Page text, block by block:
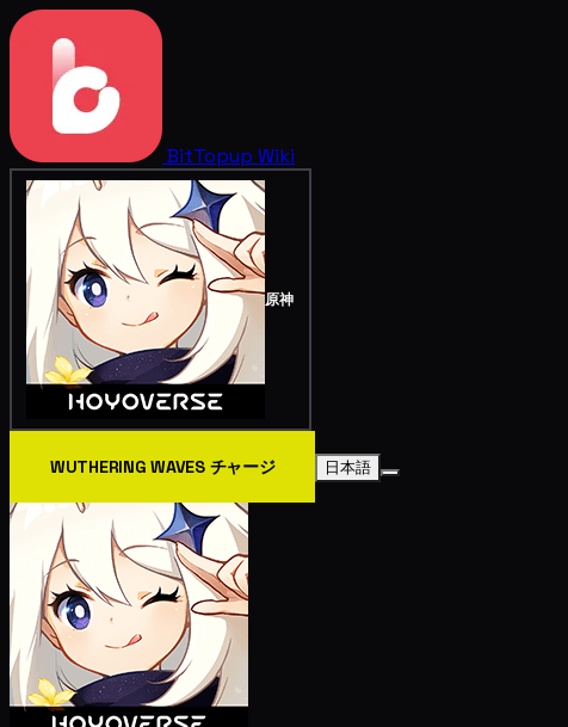
BitTopup Wiki
原神
WUTHERING WAVES チャージ 日本語